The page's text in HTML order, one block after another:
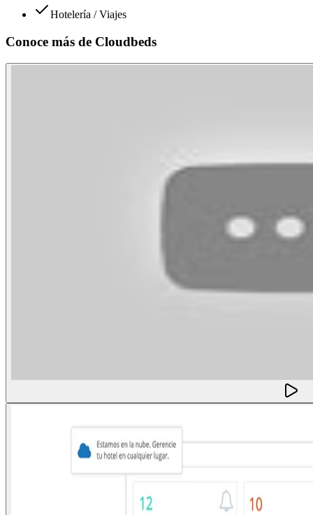
Hotelería / Viajes
Conoce más de Cloudbeds